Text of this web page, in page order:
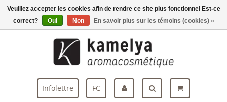
Menu
Infolettre FC
Veuillez accepter les cookies afin de rendre ce site plus fonctionnel Est-ce
correct?
Oui Non En savoir plus sur les témoins (cookies) »